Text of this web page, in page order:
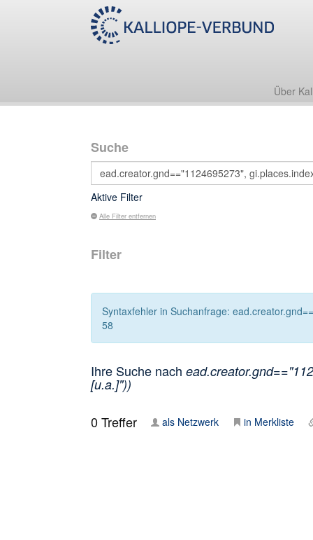
Über
Suche
Aktive Filter
Alle Filter entfernen
Filter
Syntaxfehler in Suchanfrage:
58
Ihre Suche nach
[u.a.]"))
0Treffer als Netzwerk in Merkliste